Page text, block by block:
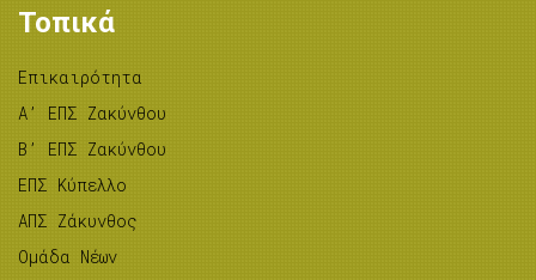
Τοπικά
Επικαιρότητα
A’ ΕΠΣ Ζακύνθου
B’ ΕΠΣ Ζακύνθου
ΕΠΣ Κύπελλο
ΑΠΣ Ζάκυνθος
Ομάδα Νέων